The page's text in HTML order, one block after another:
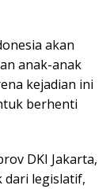
akan
anak-anak
kejadian ini
berhenti
DKI Jakarta,
dari legislatif,